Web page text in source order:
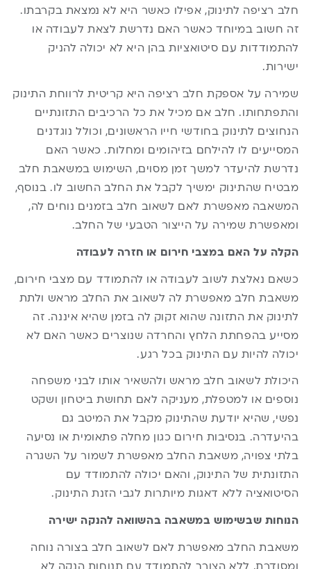
חלב רציפה לתינוק, אפילו כאשר היא לא נמצאת בקרבתו.
זה חשוב במיוחד כאשר האם נדרשת לצאת לעבודה או
להתמודדות עם סיטואציות בהן היא לא יכולה להניק
ישירות.
שמירה על אספקת חלב רציפה היא קריטית לרווחת התינוק
והתפתחותו. חלב אם מכיל את כל הרכיבים התזונתיים
הנחוצים לתינוק בחודשי חייו הראשונים, וכולל נוגדנים
המסייעים לו להילחם בזיהומים ומחלות. כאשר האם
נדרשת להיעדר למשך זמן מסוים, השימוש במשאבת חלב
מבטיח שהתינוק ימשיך לקבל את החלב החשוב לו. בנוסף,
המשאבה מאפשרת לאם לשאוב חלב בזמנים נוחים לה,
ומאפשרת שמירה על הייצור הטבעי של החלב.
הקלה על האם במצבי חירום או חזרה לעבודה
כשאם נאלצת לשוב לעבודה או להתמודד עם מצבי חירום,
משאבת חלב מאפשרת לה לשאוב את החלב מראש ולתת
לתינוק את התזונה שהוא זקוק לה בזמן שהיא איננה. זה
מסייע בהפחתת הלחץ והחרדה שנוצרים כאשר האם לא
יכולה להיות עם התינוק בכל רגע.
היכולת לשאוב חלב מראש ולהשאיר אותו לבני משפחה
נוספים או למטפלת, מעניקה לאם תחושת ביטחון ושקט
נפשי, שהיא יודעת שהתינוק מקבל את המיטב גם
בהיעדרה. בנסיבות חירום כגון מחלה פתאומית או נסיעה
בלתי צפויה, משאבת החלב מאפשרת לשמור על השגרה
התזונתית של התינוק, והאם יכולה להתמודד עם
הסיטואציה ללא דאגות מיותרות לגבי הזנת התינוק.
הנוחות שבשימוש במשאבה בהשוואה להנקה ישירה
משאבת החלב מאפשרת לאם לשאוב חלב בצורה נוחה